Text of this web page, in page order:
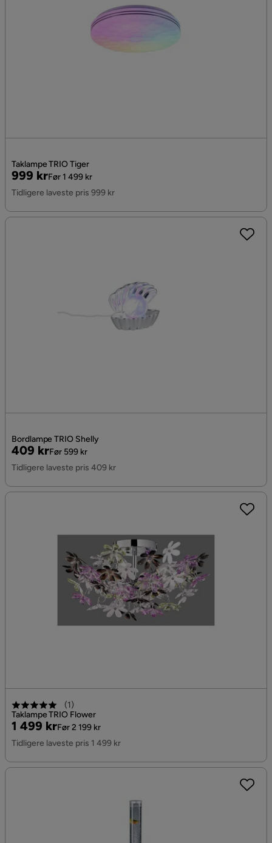
Taklampe TRIO Tiger
Pris
999 kr
Original
Pris
Før 1 499 kr
Tidligere laveste pris 999 kr
Bordlampe TRIO Shelly
Pris
409 kr
Original
Pris
Før 599 kr
Tidligere laveste pris 409 kr
(1)
Taklampe TRIO Flower
Pris
1 499 kr
Original
Pris
Før 2 199 kr
Tidligere laveste pris 1 499 kr